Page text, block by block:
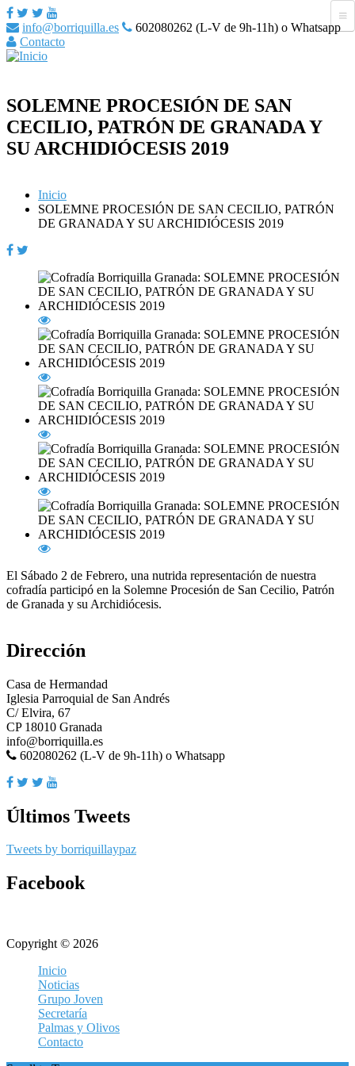
info@borriquilla.es
602080262 (L-V de 9h-11h) o Whatsapp
Contacto
SOLEMNE PROCESIÓN DE SAN
CECILIO, PATRÓN DE GRANADA Y
SU ARCHIDIÓCESIS 2019
Inicio
SOLEMNE PROCESIÓN DE SAN CECILIO, PATRÓN
DE GRANADA Y SU ARCHIDIÓCESIS 2019
El Sábado 2 de Febrero, una nutrida representación de nuestra
cofradía participó en la Solemne Procesión de San Cecilio, Patrón
de Granada y su Archidiócesis.
Dirección
Casa de Hermandad
Iglesia Parroquial de San Andrés
C/ Elvira, 67
CP 18010 Granada
info@borriquilla.es
602080262 (L-V de 9h-11h) o Whatsapp
Últimos Tweets
Tweets by borriquillaypaz
Facebook
Copyright © 2026
Inicio
Noticias
Grupo Joven
Secretaría
Palmas y Olivos
Contacto